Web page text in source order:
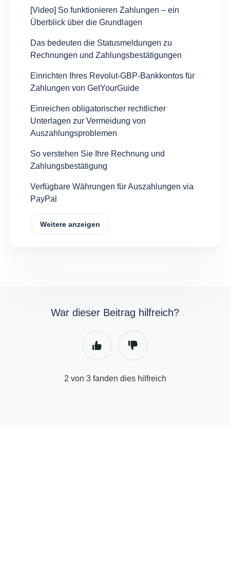
[Video] So funktionieren Zahlungen – ein
Überblick über die Grundlagen
Das bedeuten die Statusmeldungen zu
Rechnungen und Zahlungsbestätigungen
Einrichten Ihres Revolut-GBP-Bankkontos für
Zahlungen von GetYourGuide
Einreichen obligatorischer rechtlicher
Unterlagen zur Vermeidung von
Auszahlungsproblemen
So verstehen Sie Ihre Rechnung und
Zahlungsbestätigung
Verfügbare Währungen für Auszahlungen via
PayPal
Weitere anzeigen
War dieser Beitrag hilfreich?
2 von 3 fanden dies hilfreich